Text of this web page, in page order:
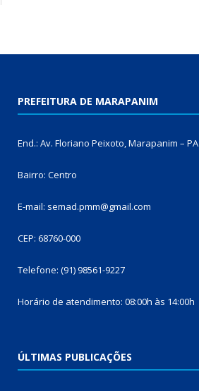
PREFEITURA DE MARAPANIM
End.: Av. Floriano Peixoto, Marapanim – PA
Bairro: Centro
E-mail: semad.pmm@gmail.com
CEP: 68760-000
Telefone: (91) 98561-9227
Horário de atendimento: 08:00h às 14:00h
ÚLTIMAS PUBLICAÇÕES